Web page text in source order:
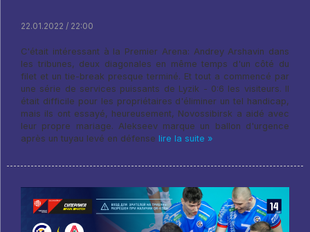
22.01.2022 / 22:00
C'était intéressant à la Premier Arena: Andrey Arshavin dans
les tribunes, deux diagonales en même temps d'un côté du
filet et un tie-break presque terminé. Et tout a commencé par
une série de services puissants de Lyzik - 0:6 les visiteurs. Il
était difficile pour les propriétaires d'éliminer un tel handicap,
mais ils ont essayé, heureusement, Novossibirsk a aidé avec
leur propre mariage. Alekseev marque un ballon d'urgence
après un tuyau levé en défense lire la suite »